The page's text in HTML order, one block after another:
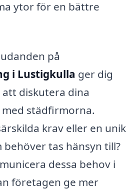
ytor för en bättre
på
i Lustigkulla ger dig
diskutera dina
städfirmorna.
krav eller en unik
tas hänsyn till?
dessa behov i
företagen ge mer